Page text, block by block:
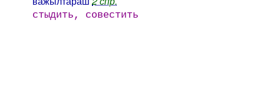
стыдить, совестить